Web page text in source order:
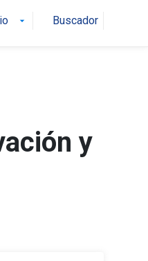
arrow_drop_down Buscador
y